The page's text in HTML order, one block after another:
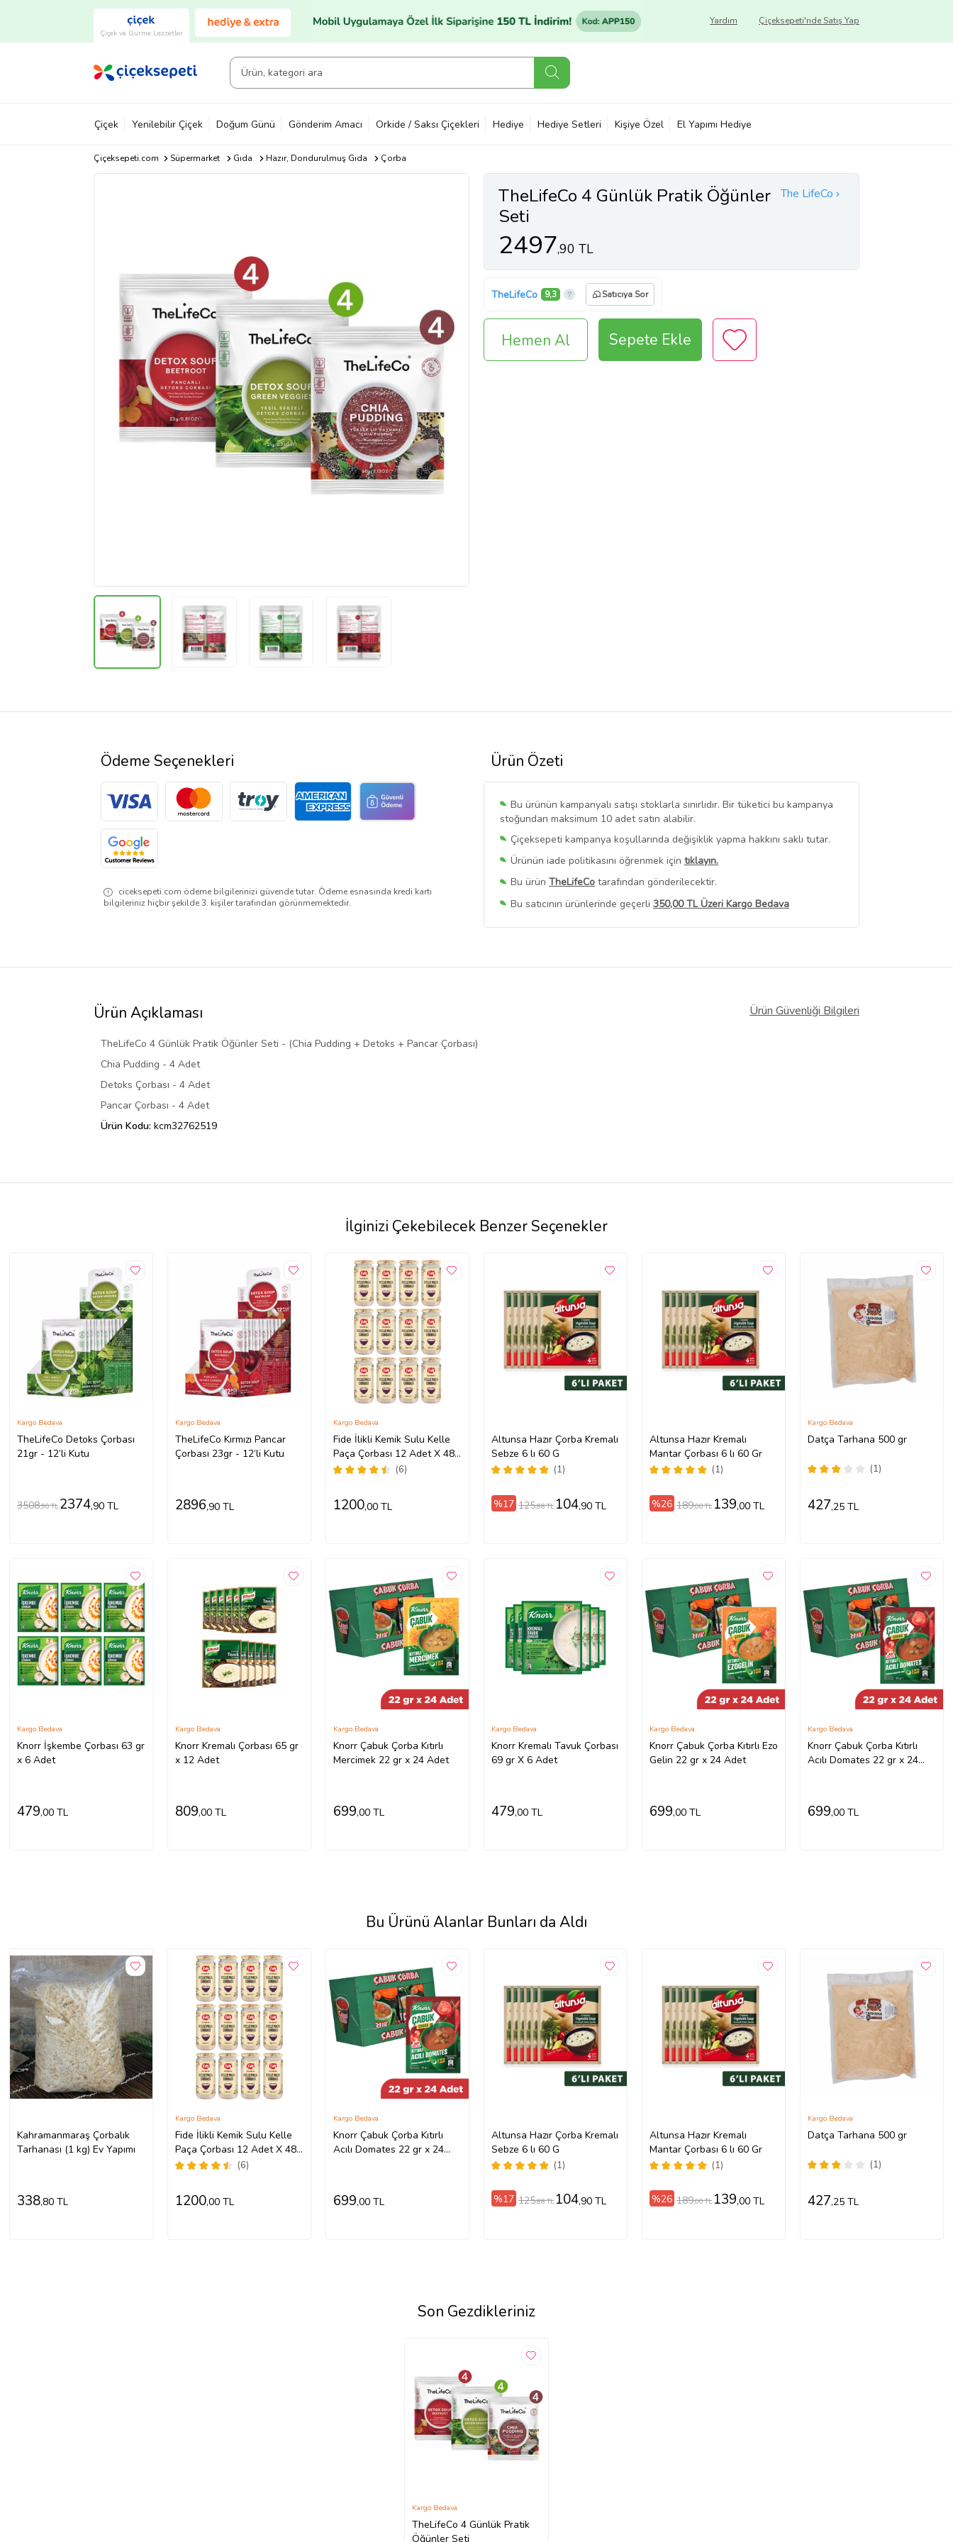
Çiçek ve Gurme Lezzetler
Çiçeksepeti'nde Satış Yap
Yardım
Çiçek Yenilebilir Çiçek Doğum Günü Gönderim Amacı Orkide / Saksı Çiçekleri Hediye Hediye Setleri Kişiye Özel El Yapımı Hediye
Çiçeksepeti.com Süpermarket Gıda Hazır, Dondurulmuş Gıda Çorba
The LifeCo
TheLifeCo 4 Günlük Pratik Öğünler
Seti
2497,90 TL
TheLifeCo 9,3 Satıcıya Sor
Hemen Al Sepete Ekle
Ürün Özeti
Bu ürünün kampanyalı satışı stoklarla sınırlıdır. Bir tüketici bu kampanya
stoğundan maksimum 10 adet satın alabilir.
Çiçeksepeti kampanya koşullarında değişiklik yapma hakkını saklı tutar.
Ürünün iade politikasını öğrenmek için tıklayın.
Bu ürün TheLifeCo tarafından gönderilecektir.
Bu satıcının ürünlerinde geçerli 350,00 TL Üzeri Kargo Bedava
Bu SatıcınınTüm Ürünlerini Görüntüle
Ödeme Seçenekleri
ciceksepeti.com ödeme bilgilerinizi güvende tutar. Ödeme esnasında kredi kartı
bilgileriniz hiçbir şekilde 3. kişiler tarafından görünmemektedir.
Ürün Açıklaması Ürün Güvenliği Bilgileri
TheLifeCo 4 Günlük Pratik Öğünler Seti - (Chia Pudding + Detoks + Pancar Çorbası)
Chia Pudding - 4 Adet
Detoks Çorbası - 4 Adet
Pancar Çorbası - 4 Adet
Ürün Kodu: kcm32762519
İlginizi Çekebilecek Benzer Seçenekler
TheLifeCo Detoks Çorbası
21gr - 12’li Kutu
Kargo Bedava
3508,90 TL 2374,90 TL
TheLifeCo Kırmızı Pancar
Çorbası 23gr - 12’li Kutu
Kargo Bedava
2896,90 TL
Fide İlikli Kemik Sulu Kelle
Paça Çorbası 12 Adet X 480
ML
(6)
Kargo Bedava
1200,00 TL
Altunsa Hazır Çorba Kremalı
Sebze 6 lı 60 G
(1)
%17 125,88 TL 104,90 TL
Altunsa Hazır Kremalı
Mantar Çorbası 6 lı 60 Gr
(1)
%26 189,00 TL 139,00 TL
Datça Tarhana 500 gr
(1)
Kargo Bedava
427,25 TL
Knorr İşkembe Çorbası 63 gr
x 6 Adet
Kargo Bedava
479,00 TL
Knorr Kremalı Çorbası 65 gr
x 12 Adet
Kargo Bedava
809,00 TL
Knorr Çabuk Çorba Kıtırlı
Mercimek 22 gr x 24 Adet
Kargo Bedava
699,00 TL
Knorr Kremalı Tavuk Çorbası
69 gr X 6 Adet
Kargo Bedava
479,00 TL
Knorr Çabuk Çorba Kıtırlı Ezo
Gelin 22 gr x 24 Adet
Kargo Bedava
699,00 TL
Knorr Çabuk Çorba Kıtırlı
Acılı Domates 22 gr x 24
Kargo Bedava
699,00 TL
Bu Ürünü Alanlar Bunları da Aldı
Kahramanmaraş Çorbalık
Tarhanası (1 kg) Ev Yapımı
338,80 TL
Fide İlikli Kemik Sulu Kelle
Paça Çorbası 12 Adet X 480
ML
(6)
Kargo Bedava
1200,00 TL
Knorr Çabuk Çorba Kıtırlı
Acılı Domates 22 gr x 24
Kargo Bedava
699,00 TL
Altunsa Hazır Çorba Kremalı
Sebze 6 lı 60 G
(1)
%17 125,88 TL 104,90 TL
Altunsa Hazır Kremalı
Mantar Çorbası 6 lı 60 Gr
(1)
%26 189,00 TL 139,00 TL
Datça Tarhana 500 gr
(1)
Kargo Bedava
427,25 TL
Son Gezdikleriniz
TheLifeCo 4 Günlük Pratik
Öğünler Seti
Kargo Bedava